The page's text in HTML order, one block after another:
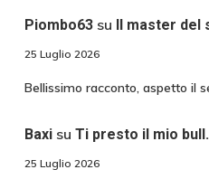
Piombo63su Il master del
25 Luglio 2026
Bellissimo racconto, aspetto il
Baxisu Ti presto il mio bull.
25 Luglio 2026